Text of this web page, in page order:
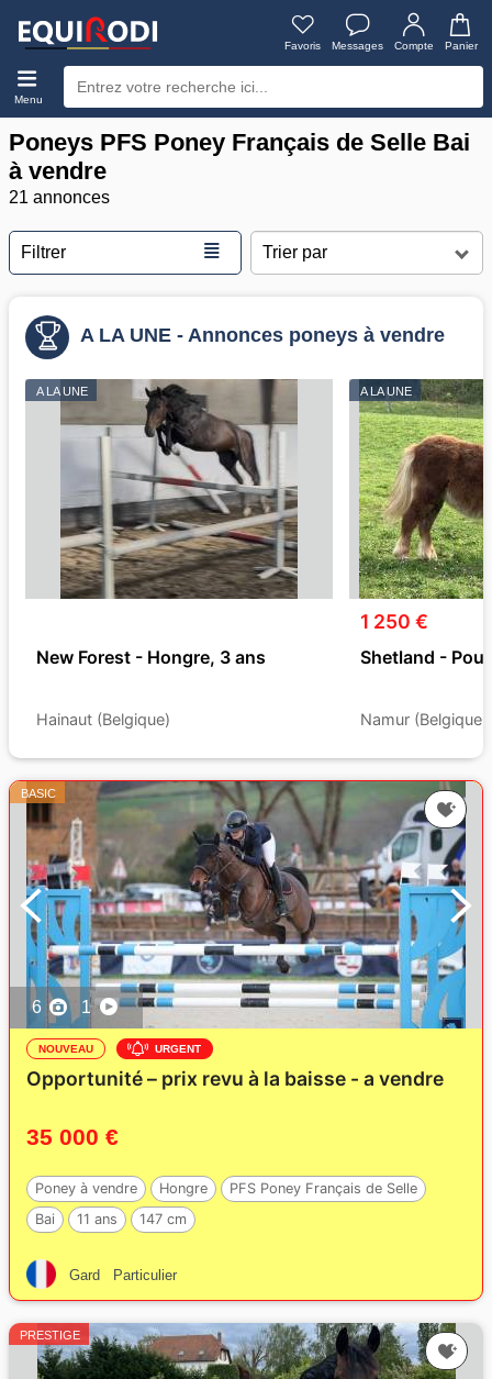
Favoris Messages Compte Panier
Menu
Poneys PFS Poney Français de Selle Bai
à vendre
21 annonces
Filtrer ≣
A LA UNE - Annonces poneys à vendre
A LA UNE
New Forest - Hongre, 3 ans
Hainaut (Belgique)
A LA UNE
1 250 €
Shetland -
Namur (Belgique)
BASIC
6 1
NOUVEAU URGENT
Opportunité – prix revu à la baisse - a vendre
35 000 €
Poney à vendre Hongre
PFS Poney Français de Selle
Bai
11 ans 147 cm
Gard Particulier
PRESTIGE